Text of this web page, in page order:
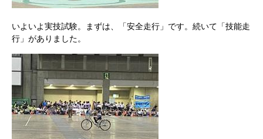
いよいよ実技試験。まずは、「安全走行」です。続いて「技能走
行」がありました。